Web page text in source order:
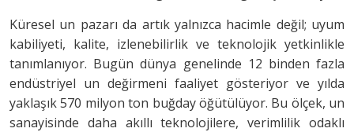
Küresel un pazarı da artık yalnızca hacimle değil; uyum
kabiliyeti, kalite, izlenebilirlik ve teknolojik yetkinlikle
tanımlanıyor. Bugün dünya genelinde 12 binden fazla
endüstriyel un değirmeni faaliyet gösteriyor ve yılda
yaklaşık 570 milyon ton buğday öğütülüyor. Bu ölçek, un
sanayisinde daha akıllı teknolojilere, verimlilik odaklı